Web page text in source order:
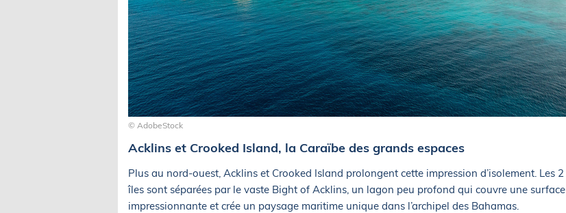
© AdobeStock
Acklins et Crooked Island, la Caraïbe des grands espaces
Plus au nord-ouest, Acklins et Crooked Island prolongent cette impression d’isolement. Les 2
îles sont séparées par le vaste Bight of Acklins, un lagon peu profond qui couvre une surface
impressionnante et crée un paysage maritime unique dans l’archipel des Bahamas.